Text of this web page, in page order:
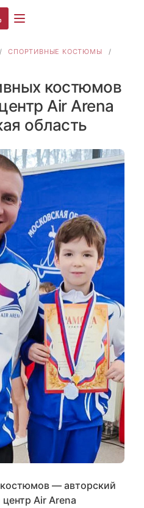
/ СПОРТИВНЫЕ КОСТЮМЫ
/
костюмов
Air Arena
область
— авторский
Air Arena